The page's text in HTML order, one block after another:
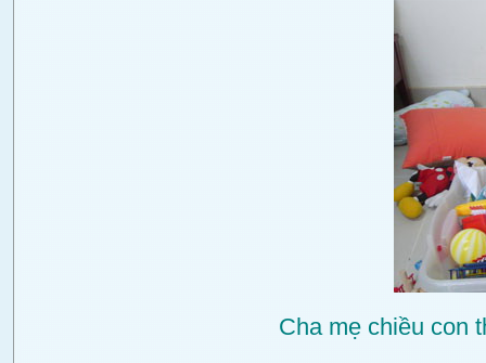
Cha mẹ chiều con